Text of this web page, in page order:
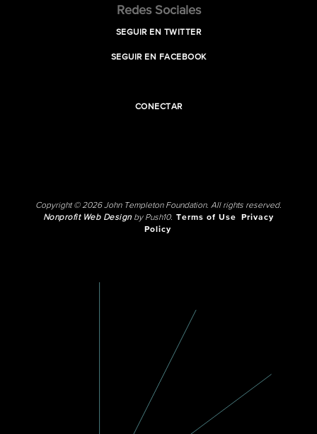
Redes Sociales
SEGUIR EN TWITTER
SEGUIR EN FACEBOOK
CONECTAR
Copyright © 2026 John Templeton Foundation. All rights reserved.
Nonprofit Web Designby Push10. Terms of Use
Privacy
Policy